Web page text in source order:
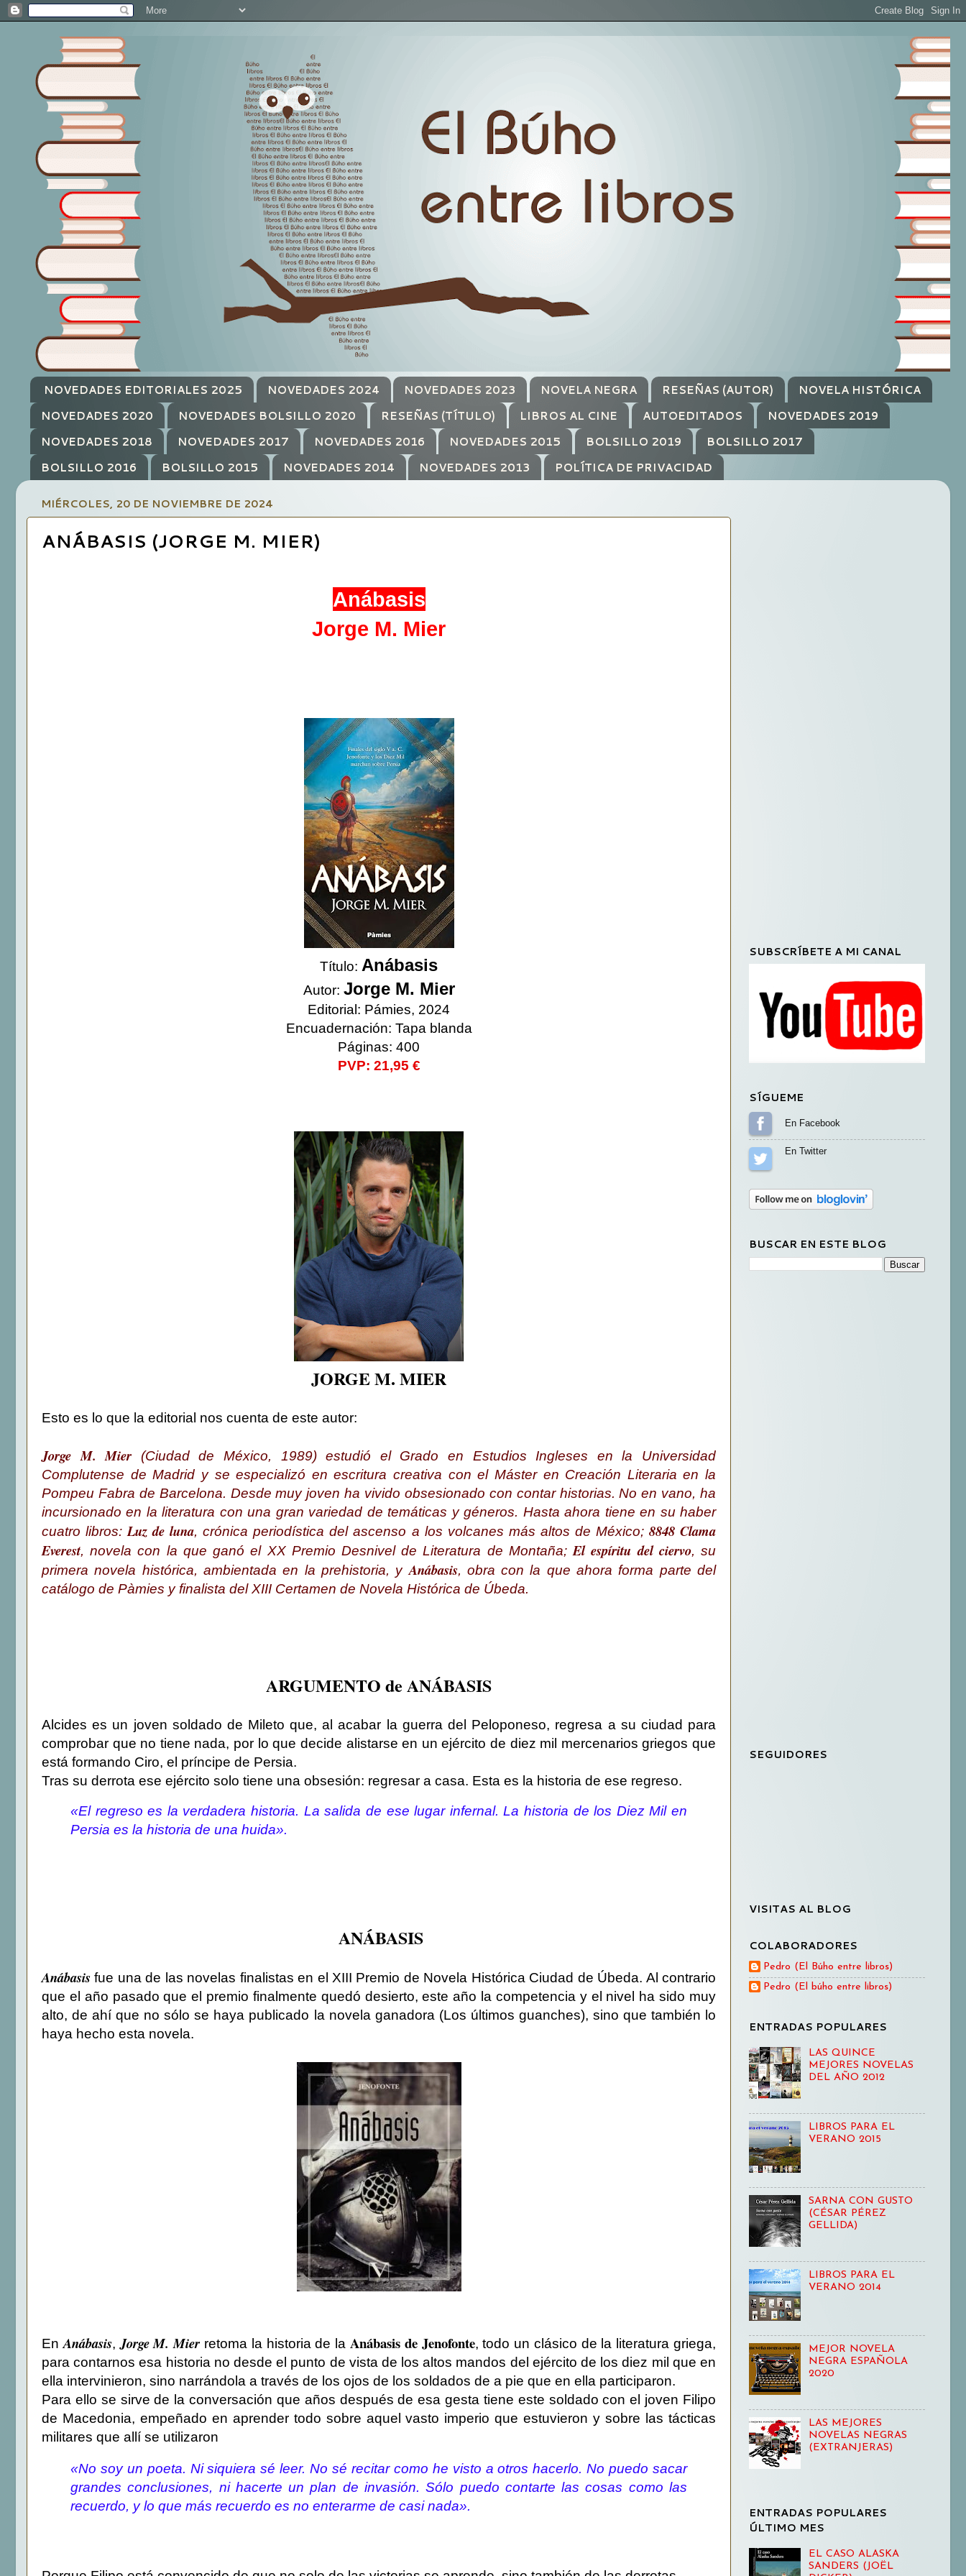
NOVEDADES EDITORIALES 2025 NOVEDADES 2024 NOVEDADES 2023 NOVELA NEGRA RESEÑAS (AUTOR)
NOVELA HISTÓRICA
NOVEDADES 2020
NOVEDADES BOLSILLO 2020 RESEÑAS (TÍTULO) LIBROS AL CINE AUTOEDITADOS
NOVEDADES 2019
NOVEDADES 2018
NOVEDADES 2017 NOVEDADES 2016 NOVEDADES 2015 BOLSILLO 2019
BOLSILLO 2017
BOLSILLO 2016
BOLSILLO 2015 NOVEDADES 2014 NOVEDADES 2013 POLÍTICA DE PRIVACIDAD
MIÉRCOLES, 20 DE NOVIEMBRE DE 2024
ANÁBASIS (JORGE M. MIER)
Anábasis
Jorge M. Mier
Título: Anábasis
Autor: Jorge M. Mier
Editorial: Pámies, 2024
Encuadernación: Tapa blanda
Páginas: 400
PVP: 21,95 €
JORGE M. MIER
Esto es lo que la editorial nos cuenta de este autor:
Jorge M. Mier (Ciudad de México, 1989) estudió el Grado en Estudios Ingleses en la Universidad
Complutense de Madrid y se especializó en escritura creativa con el Máster en Creación Literaria en la
Pompeu Fabra de Barcelona. Desde muy joven ha vivido obsesionado con contar historias. No en vano, ha
incursionado en la literatura con una gran variedad de temáticas y géneros. Hasta ahora tiene en su haber
cuatro libros: Luz de luna, crónica periodística del ascenso a los volcanes más altos de México; 8848 Clama
Everest, novela con la que ganó el XX Premio Desnivel de Literatura de Montaña;El espíritu del ciervo, su
primera novela histórica, ambientada en la prehistoria, y Anábasis, obra con la que ahora forma parte del
catálogo de Pàmies y finalista del XIII Certamen de Novela Histórica de Úbeda.
ARGUMENTO de ANÁBASIS
Alcides es un joven soldado de Mileto que, al acabar la guerra del Peloponeso, regresa a su ciudad para
comprobar que no tiene nada, por lo que decide alistarse en un ejército de diez mil mercenarios griegos que
está formando Ciro, el príncipe de Persia.
Tras su derrota ese ejército solo tiene una obsesión: regresar a casa. Esta es la historia de ese regreso.
«El regreso es la verdadera historia. La salida de ese lugar infernal. La historia de los Diez Mil en
Persia es la historia de una huida».
ANÁBASIS
Anábasis fue una de las novelas finalistas en el XIII Premio de Novela Histórica Ciudad de Úbeda. Al contrario
que el año pasado que el premio finalmente quedó desierto, este año la competencia y el nivel ha sido muy
alto, de ahí que no sólo se haya publicado la novela ganadora (Los últimos guanches), sino que también lo
haya hecho esta novela.
En Anábasis, Jorge M. Mier retoma la historia de la Anábasis de Jenofonte, todo un clásico de la literatura griega,
para contarnos esa historia no desde el punto de vista de los altos mandos del ejército de los diez mil que en
ella intervinieron, sino narrándola a través de los ojos de los soldados de a pie que en ella participaron.
Para ello se sirve de la conversación que años después de esa gesta tiene este soldado con el joven Filipo
de Macedonia, empeñado en aprender todo sobre aquel vasto imperio que estuvieron y sobre las tácticas
militares que allí se utilizaron
«No soy un poeta. Ni siquiera sé leer. No sé recitar como he visto a otros hacerlo. No puedo sacar
grandes conclusiones, ni hacerte un plan de invasión. Sólo puedo contarte las cosas como las
recuerdo, y lo que más recuerdo es no enterarme de casi nada».
SUBSCRÍBETE A MI CANAL
SÍGUEME
Sígueme en Facebook
BUSCAR EN ESTE BLOG
SEGUIDORES
VISITAS AL BLOG
COLABORADORES
Pedro (El Búho entre libros)
Pedro (El búho entre libros)
ENTRADAS POPULARES
LAS QUINCE
MEJORES NOVELAS
DEL AÑO 2012
LIBROS PARA EL
VERANO 2015
SARNA CON GUSTO
(CÉSAR PÉREZ
GELLIDA)
LIBROS PARA EL
VERANO 2014
MEJOR NOVELA
NEGRA ESPAÑOLA
2020
LAS MEJORES
NOVELAS NEGRAS
(EXTRANJERAS)
ENTRADAS POPULARES
ÚLTIMO MES
EL CASO ALASKA
SANDERS (JOËL